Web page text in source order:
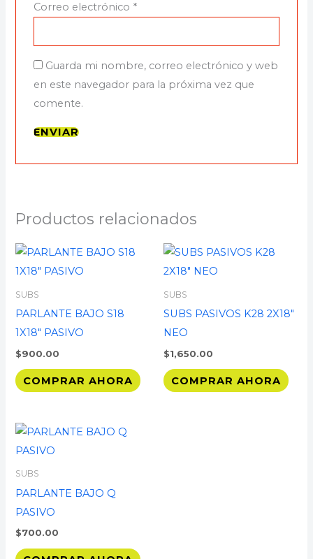
Correo electrónico *
Guarda mi nombre, correo electrónico y web
en este navegador para la próxima vez que
comente.
Productos relacionados
SUBS
PARLANTE BAJO S18
1X18″ PASIVO
$900.00
COMPRAR AHORA
SUBS
SUBS PASIVOS K28 2X18″
NEO
$1,650.00
COMPRAR AHORA
SUBS
PARLANTE BAJO Q
PASIVO
$700.00